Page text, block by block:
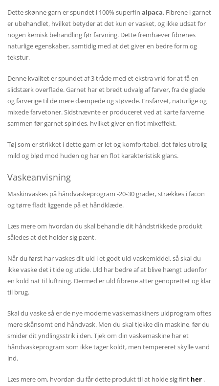
Dette skønne garn er spundet i 100% superfin alpaca. Fibrene i garnet
er ubehandlet, hvilket betyder at det kun er vasket, og ikke udsat for
nogen kemisk behandling før farvning. Dette fremhæver fibrenes
naturlige egenskaber, samtidig med at det giver en bedre form og
tekstur.
Denne kvalitet er spundet af 3 tråde med et ekstra vrid for at få en
slidstærk overflade. Garnet har et bredt udvalg af farver, fra de glade
og farverige til de mere dæmpede og støvede. Ensfarvet, naturlige og
mixede farvetoner. Sidstnævnte er produceret ved at karte farverne
sammen før garnet spindes, hvilket giver en flot mixeffekt.
Tøj som er strikket i dette garn er let og komfortabel, det føles utrolig
mild og blød mod huden og har en flot karakteristisk glans.
Vaskeanvisning
Maskinvaskes på håndvaskeprogram -20-30 grader, strækkes i facon
og tørre fladt liggende på et håndklæde.
Læs mere om hvordan du skal behandle dit håndstrikkede produkt
således at det holder sig pænt.
Når du først har vaskes dit uld i et godt uld-vaskemiddel, så skal du
ikke vaske det i tide og utide. Uld har bedre af at blive hængt udenfor
en kold nat til luftning. Dermed er uld fibrene atter genoprettet og klar
til brug.
Skal du vaske så er de nye moderne vaskemaskiners uldprogram oftes
mere skånsomt end håndvask. Men du skal tjekke din maskine, før du
smider dit yndlingsstrik i den. Tjek om din vaskemaskine har et
håndvaskeprogram som ikke tager koldt, men tempereret skylle vand
ind.
Læs mere om, hvordan du får dette produkt til at holde sig fint her .